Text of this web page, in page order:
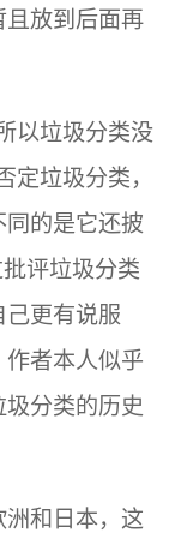
放到后面再
以垃圾分类没
定垃圾分类，
的是它还披
批评垃圾分类
更有说服
者本人似乎
分类的历史
和日本，这